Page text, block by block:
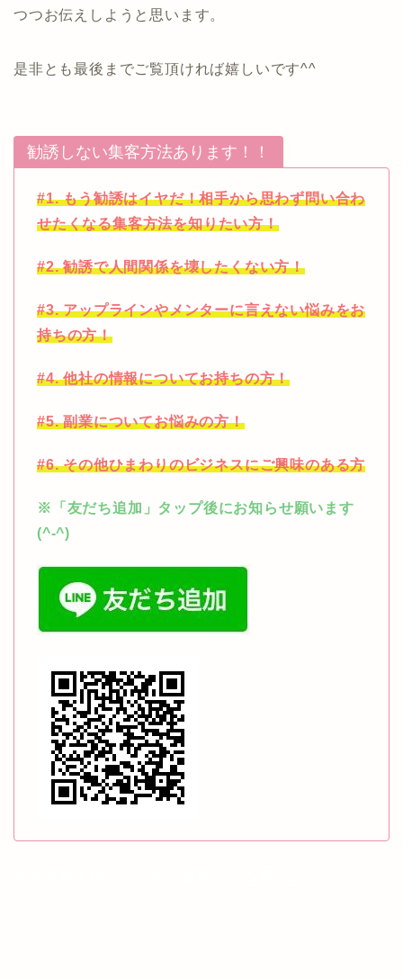
つつお伝えしようと思います。
是非とも最後までご覧頂ければ嬉しいです^^
勧誘しない集客方法あります！！
#1. もう勧誘はイヤだ！相手から思わず問い合わ
せたくなる集客方法を知りたい方！
#2. 勧誘で人間関係を壊したくない方！
#3. アップラインやメンターに言えない悩みをお
持ちの方！
#4. 他社の情報についてお持ちの方！
#5. 副業についてお悩みの方！
#6. その他ひまわりのビジネスにご興味のある方
※「友だち追加」タップ後にお知らせ願います
(^-^)